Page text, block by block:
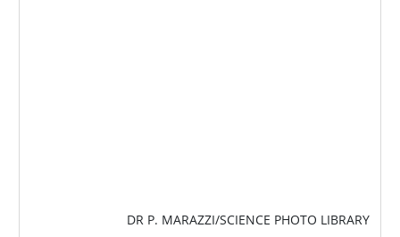
DR P. MARAZZI/SCIENCE PHOTO LIBRARY